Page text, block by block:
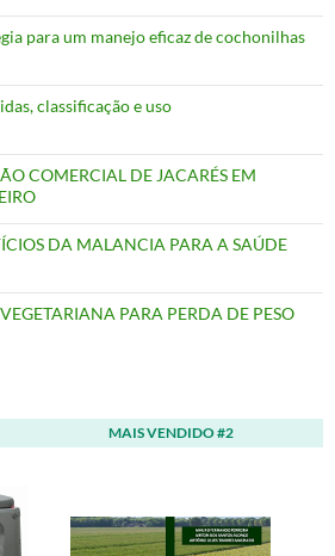
para um manejo eficaz de cochonilhas
classificação e uso
COMERCIAL DE JACARÉS EM
DA MALANCIA PARA A SAÚDE
PARA PERDA DE PESO
MAIS VENDIDO #2